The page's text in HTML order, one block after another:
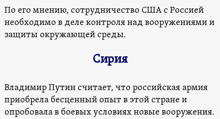
По его мнению, сотрудничество США с Россией
необходимо в деле контроля над вооружениями и
защиты окружающей среды.
Сирия
Владимир Путин считает, что российская армия
приобрела бесценный опыт в этой стране и
опробовала в боевых условиях новые вооружения.